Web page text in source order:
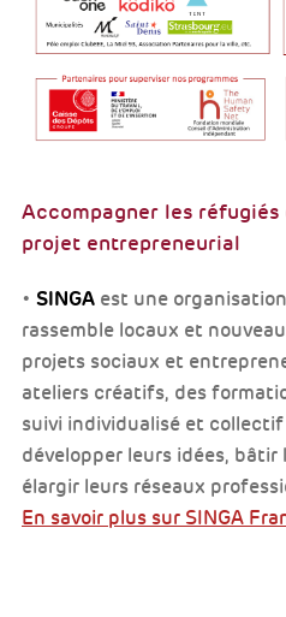
Accompagner les
projet entrepreneurial
• SINGA est une
rassemble locaux et
projets sociaux et
ateliers créatifs, des
suivi individualisé et
développer leurs idées,
élargir leurs réseaux
En savoir plus sur SINGA